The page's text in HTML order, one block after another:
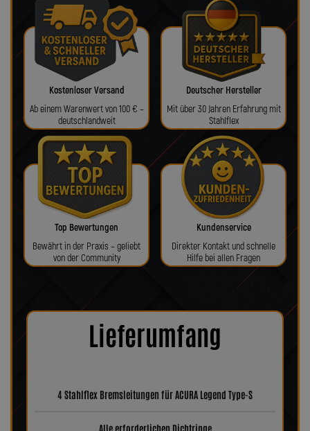
Kostenloser Versand
Ab einem Warenwert von 100 € –
deutschlandweit
Deutscher Hersteller
Mit über 30 Jahren Erfahrung mit
Stahlflex
Top Bewertungen
Bewährt in der Praxis – geliebt
von der Community
Kundenservice
Direkter Kontakt und schnelle
Hilfe bei allen Fragen
Lieferumfang
4 Stahlflex Bremsleitungen für ACURA Legend Type-S
Alle erforderlichen Dichtringe